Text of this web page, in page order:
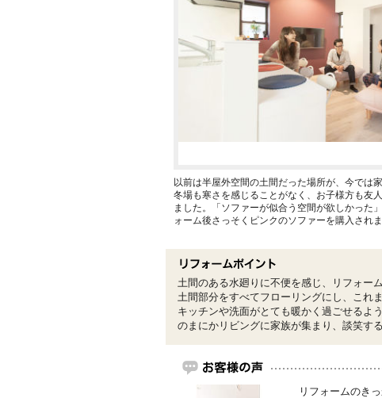
以前は半屋外空間の土間だった場所が、今では
冬場も寒さを感じることがなく、お子様方も友
ました。「ソファーが似合う空間が欲しかった
ォーム後さっそくピンクのソファーを購入されま
土間のある水廻りに不便を感じ、リフォー
土間部分をすべてフローリングにし、これ
キッチンや洗面がとても暖かく過ごせるよ
のまにかリビングに家族が集まり、談笑す
リフォームのき